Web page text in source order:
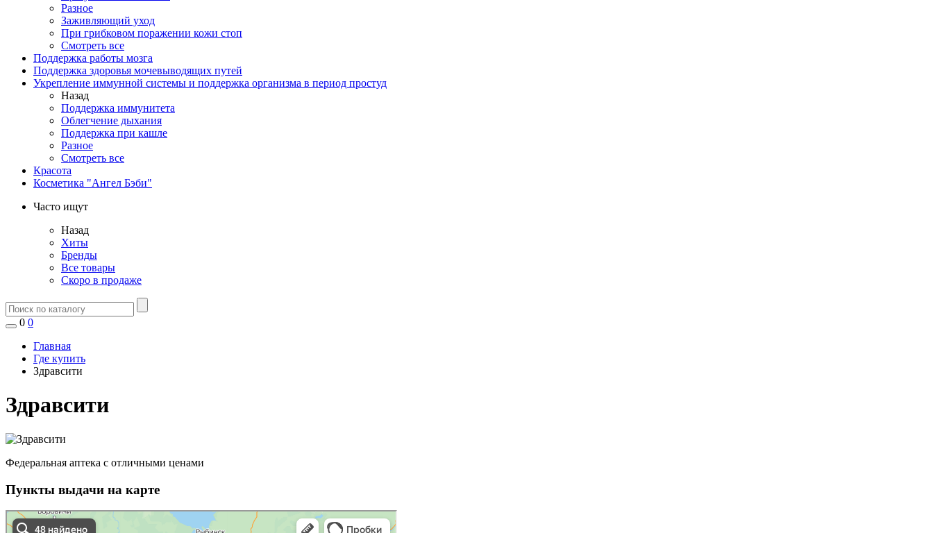
Разное
Заживляющий уход
При грибковом поражении кожи стоп
Смотреть все
Поддержка работы мозга
Поддержка здоровья мочевыводящих путей
Укрепление иммунной системы и поддержка организма в период простуд
Назад
Поддержка иммунитета
Облегчение дыхания
Поддержка при кашле
Разное
Смотреть все
Красота
Косметика "Ангел Бэби"
Часто ищут
Назад
Хиты
Бренды
Все товары
Скоро в продаже
0 0
Главная
Где купить
Здравсити
Здравсити
Федеральная аптека с отличными ценами
Пункты выдачи на карте
Здравсити в Сергиевом Посаде
Сергиев Посад